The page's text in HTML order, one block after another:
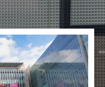
ば
シ
ェ
ア